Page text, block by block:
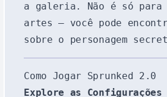
a galeria. Não é só para
artes — você pode
sobre o personagem
Como Jogar Sprunked 2.0
Explore as Configurações